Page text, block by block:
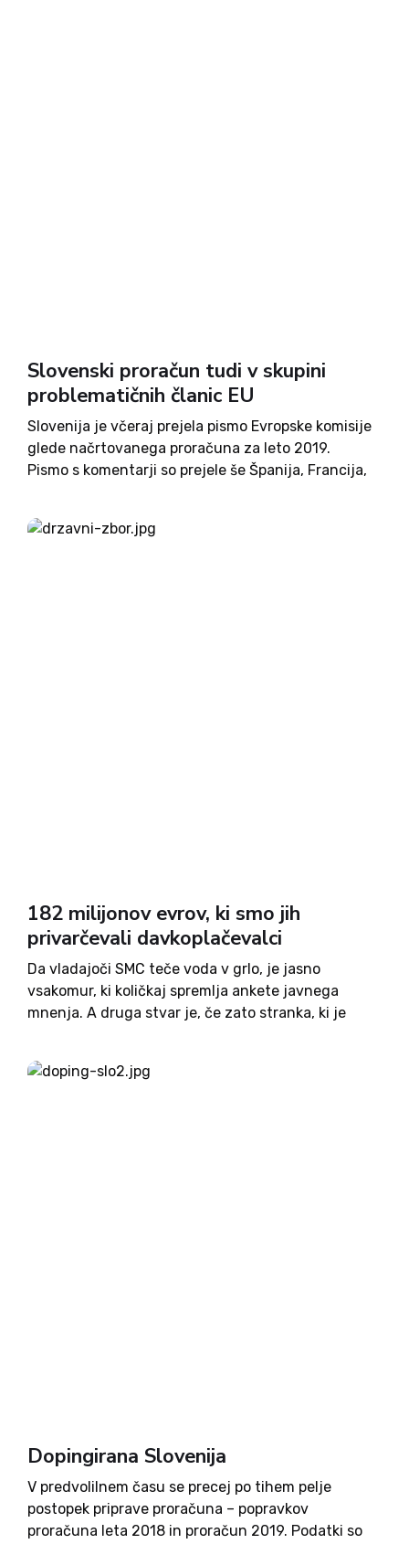
Slovenski proračun tudi v skupini
problematičnih članic EU
Slovenija je včeraj prejela pismo Evropske komisije
glede načrtovanega proračuna za leto 2019.
Pismo s komentarji so prejele še Španija, Francija,
na voljo tukaj. Evropska komisija v pismu opozarja
omenjene države, da z...
182 milijonov evrov, ki smo jih
privarčevali davkoplačevalci
Da vladajoči SMC teče voda v grlo, je jasno
vsakomur, ki količkaj spremlja ankete javnega
mnenja. A druga stvar je, če zato stranka, ki je
mandatov, skuša razdeliti množico predvolilnih
bonbončkov, ki bi...
Dopingirana Slovenija
V predvolilnem času se precej po tihem pelje
postopek priprave proračuna – popravkov
proračuna leta 2018 in proračun 2019. Podatki so